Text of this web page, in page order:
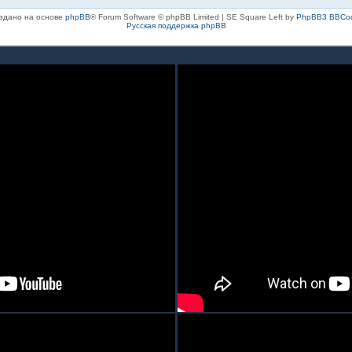
на основе phpBB® Forum Software © phpBB Limited | SE Square Left by PhpBB3
Русская поддержка phpBB